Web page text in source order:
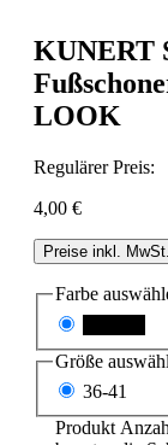
KUNERT
LOOK
Regulärer Preis:
4,00 €
Preise inkl.
Farbe
Größe
36-41
Produkt